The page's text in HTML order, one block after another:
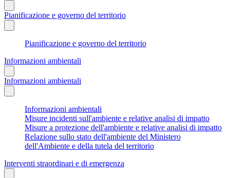
Pianificazione e governo del territorio
Pianificazione e governo del territorio
Informazioni ambientali
Informazioni ambientali
Informazioni ambientali
Misure incidenti sull'ambiente e relative analisi di impatto
Misure a protezione dell'ambiente e relative analisi di impatto
Relazione sullo stato dell'ambiente del Ministero
dell'Ambiente e della tutela del territorio
Interventi straordinari e di emergenza